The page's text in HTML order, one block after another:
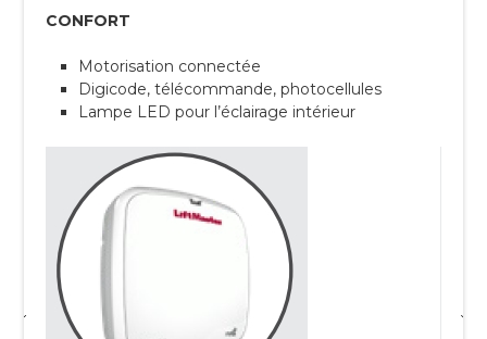
CONFORT
Motorisation connectée
Digicode, télécommande, photocellules
Lampe LED pour l’éclairage intérieur